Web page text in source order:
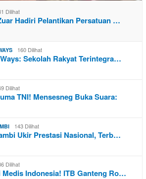
Dilihat
Hadiri Pelantikan Persatuan …
160 Dilihat
Sekolah Rakyat Terintegra…
Dilihat
TNI! Mensesneg Buka Suara:
143 Dilihat
Ukir Prestasi Nasional, Terb…
Dilihat
Medis Indonesia! ITB Ganteng Ro…